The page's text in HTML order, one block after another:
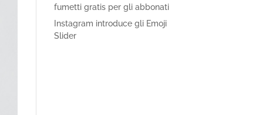
fumetti gratis per gli abbonati
Instagram introduce gli Emoji
Slider